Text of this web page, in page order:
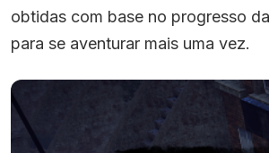
obtidas com base no progresso
para se aventurar mais uma vez.